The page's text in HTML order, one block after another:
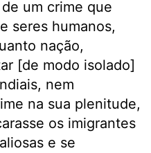
um crime que
seres humanos,
nação,
[de modo isolado]
nem
na sua plenitude,
os imigrantes
e se